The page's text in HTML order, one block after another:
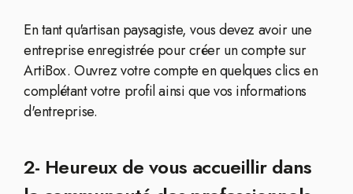
En tant qu'artisan paysagiste, vous devez avoir une
entreprise enregistrée pour créer un compte sur
ArtiBox. Ouvrez votre compte en quelques clics en
complétant votre profil ainsi que vos informations
d'entreprise.
2- Heureux de vous accueillir dans